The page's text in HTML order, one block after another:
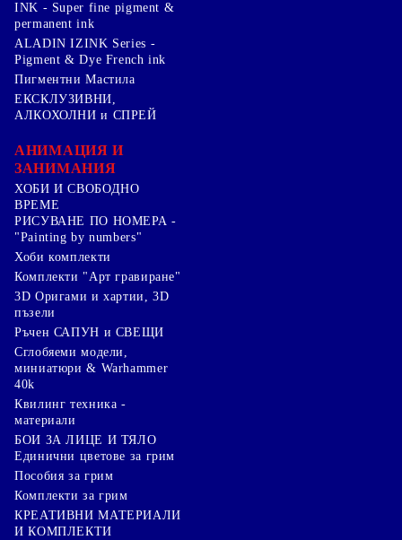
INK - Super fine pigment &
permanent ink
ALADIN IZINK Series -
Pigment & Dye French ink
Пигментни Мастила
ЕКСКЛУЗИВНИ,
АЛКОХОЛНИ и СПРЕЙ
АНИМАЦИЯ И
ЗАНИМАНИЯ
ХОБИ И СВОБОДНО
ВРЕМЕ
РИСУВАНЕ ПО НОМЕРА -
"Painting by numbers"
Хоби комплекти
Комплекти "Арт гравиране"
3D Оригами и хартии, 3D
пъзели
Ръчен САПУН и СВЕЩИ
Сглобяеми модели,
миниатюри & Warhammer
40k
Квилинг техника -
материали
БОИ ЗА ЛИЦЕ И ТЯЛО
Единични цветове за грим
Пособия за грим
Комплекти за грим
КРЕАТИВНИ МАТЕРИАЛИ
И КОМПЛЕКТИ